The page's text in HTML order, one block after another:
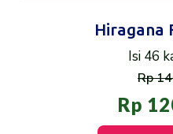
Hiragana
Isi 46
Rp
Rp